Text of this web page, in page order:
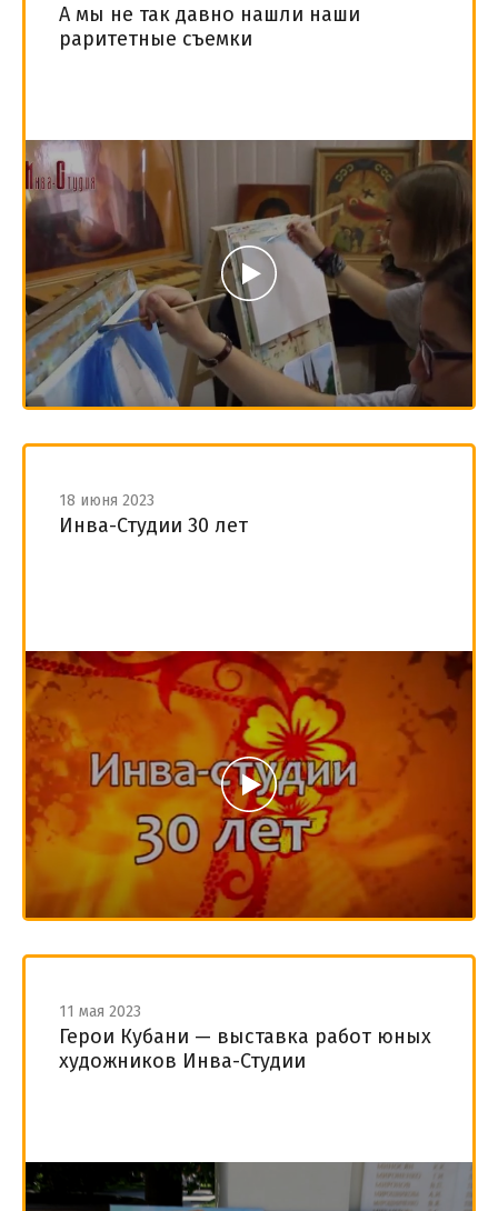
А мы не так давно нашли наши
раритетные съемки
18 июня 2023
Инва-Студии 30 лет
11 мая 2023
Герои Кубани — выставка работ юных
художников Инва-Студии